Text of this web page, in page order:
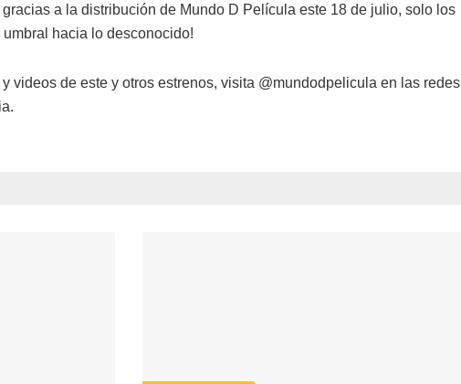
a la distribución de Mundo D Película este 18 de julio, solo los
hacia lo desconocido!
videos de este y otros estrenos, visita @mundodpelicula en las redes